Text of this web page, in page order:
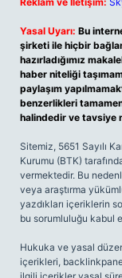
Yasal Uyarı: Bu
şirketi ile hiçbir
hazırladığımız
haber niteliği
paylaşım
benzerlikleri
halindedir ve tavsiye
Sitemiz, 5651 Sayılı
Kurumu (BTK)
vermektedir. Bu
veya araştırma
yazdıkları içeriklerin
bu sorumluluğu kabul
Hukuka ve yasal
içerikleri,